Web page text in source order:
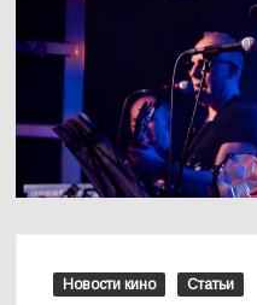
Новости кино Статьи